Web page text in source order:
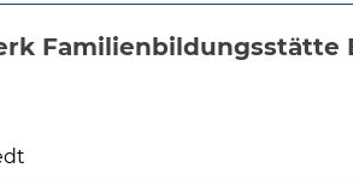
Familienbildungsstätte